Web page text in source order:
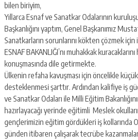
bilen biriyim,
Yıllarca Esnaf ve Sanatkar Odalarının
Başkanlığını yaptım, Genel Başkanımız
Sanatkarların sorunlarını kökten çözmek
ESNAF BAKANLIĞI’nı muhakkak
konuşmasında dile getirmekte.
Ülkenin refaha kavuşması için öncelikle
desteklenmesi şarttır. Ardından kalifiye iş
ve Sanatkar Odaları ile Milli Eğitim
hazırlayacağı yerinde eğitimli Meslek
gençlerimizin eğitim gördükleri iş kollarında
günden itibaren çalışarak tecrübe